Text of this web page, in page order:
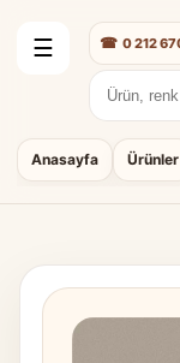
☰
Anasayfa Ürünler
Arama:
☎ 0 212